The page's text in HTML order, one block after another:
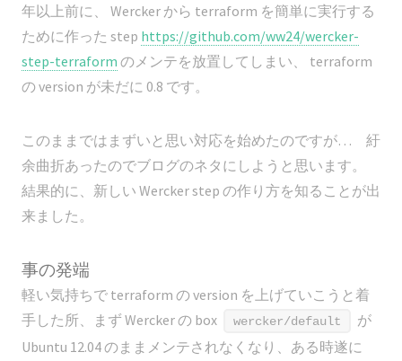
年以上前に、 Wercker から terraform を簡単に実行する
ために作った step https://github.com/ww24/wercker-
step-terraform のメンテを放置してしまい、 terraform
の version が未だに 0.8 です。
このままではまずいと思い対応を始めたのですが… 紆
余曲折あったのでブログのネタにしようと思います。
結果的に、新しい Wercker step の作り方を知ることが出
来ました。
事の発端
軽い気持ちで terraform の version を上げていこうと着
手した所、まず Wercker の box
wercker/default
が
Ubuntu 12.04 のままメンテされなくなり、ある時遂に